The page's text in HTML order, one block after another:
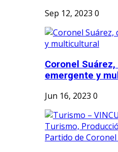
Sep 12, 2023 0
Coronel
emergente y
Jun 16, 2023 0